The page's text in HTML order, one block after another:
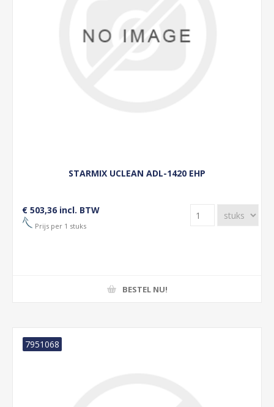
STARMIX UCLEAN ADL-1420 EHP
€ 503,36 incl. BTW
Prijs per 1 stuks
BESTEL NU!
7951068